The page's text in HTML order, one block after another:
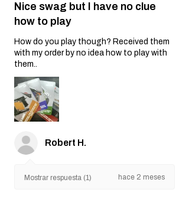
Nice swag but I have no clue
how to play
How do you play though? Received them
with my order by no idea how to play with
them..
Robert H.
Mostrar respuesta (1) hace 2 meses